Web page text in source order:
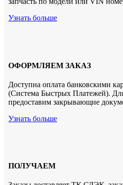
Узнать больше
ОФОРМЛЯЕМ ЗАКАЗ
Доступна оплата банковскими
(Система Быстрых Платежей).
предоставим закрывающие
Узнать больше
ПОЛУЧАЕМ